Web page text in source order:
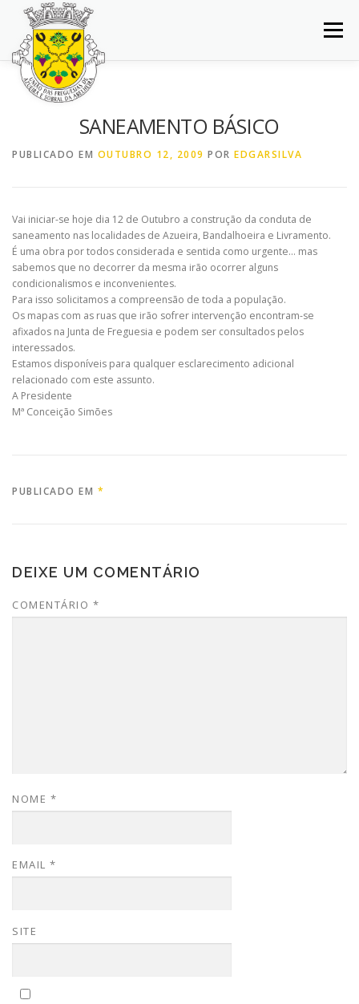
Saltar
conteúdo
Menu
INÍCIO JUNTA DE FREGUESIA
BALCÃO VIRTUAL NOTÍCIAS MAPA
SANEAMENTO BÁSICO
PUBLICADO EM OUTUBRO 12, 2009 POR EDGARSILVA
Vai iniciar-se hoje dia 12 de Outubro a construção da conduta de
saneamento nas localidades de Azueira, Bandalhoeira e Livramento.
É uma obra por todos considerada e sentida como urgente… mas
sabemos que no decorrer da mesma irão ocorrer alguns
condicionalismos e inconvenientes.
Para isso solicitamos a compreensão de toda a população.
Os mapas com as ruas que irão sofrer intervenção encontram-se
afixados na Junta de Freguesia e podem ser consultados pelos
interessados.
Estamos disponíveis para qualquer esclarecimento adicional
relacionado com este assunto.
A Presidente
Mª Conceição Simões
PUBLICADO EM *
DEIXE UM COMENTÁRIO
COMENTÁRIO *
NOME *
EMAIL *
SITE